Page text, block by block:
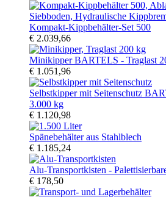
Kompakt-Kippbehälter-Set 500
€ 2.039,66
Minikipper BARTELS - Traglast
€ 1.051,96
Selbstkipper mit Seitenschutz
3.000 kg
€ 1.120,98
Spänebehälter aus Stahlblech
€ 1.185,24
Alu-Transportkisten -
€ 178,50